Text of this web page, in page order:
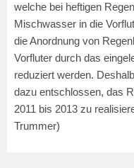
welche bei heftigen
Mischwasser in die
die Anordnung von
Vorfluter durch das
reduziert werden.
dazu entschlossen, das
2011 bis 2013 zu
Trummer)